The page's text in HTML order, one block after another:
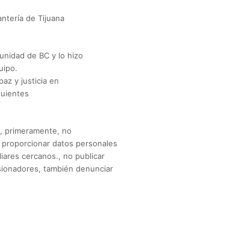
de Tijuana
de BC y lo hizo
y justicia en
primeramente, no
datos personales
cercanos., no publicar
también denunciar